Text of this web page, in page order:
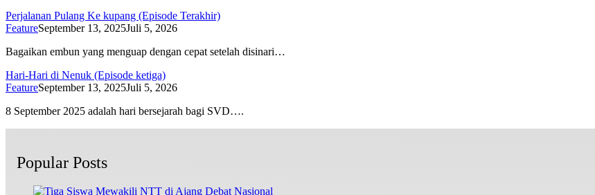
Perjalanan Pulang Ke kupang (Episode Terakhir)
FeatureSeptember 13, 2025Juli 5, 2026
Bagaikan embun yang menguap dengan cepat setelah disinari…
Hari-Hari di Nenuk (Episode ketiga)
FeatureSeptember 13, 2025Juli 5, 2026
8 September 2025 adalah hari bersejarah bagi SVD….
Popular Posts